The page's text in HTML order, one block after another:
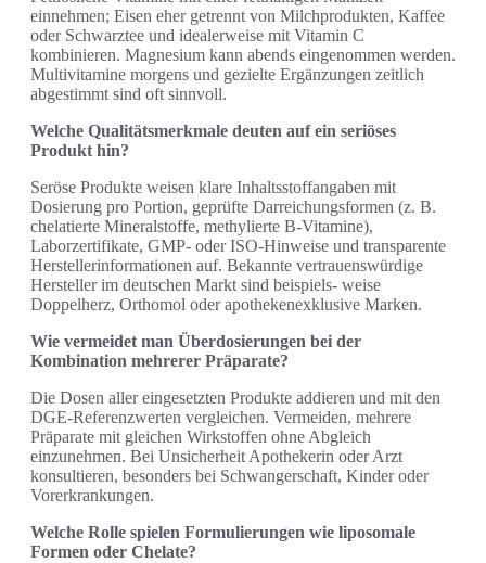
einnehmen; Eisen eher getrennt von Milchprodukten, Kaffee
oder Schwarztee und idealerweise mit Vitamin C
kombinieren. Magnesium kann abends eingenommen werden.
Multivitamine morgens und gezielte Ergänzungen zeitlich
abgestimmt sind oft sinnvoll.
Welche Qualitätsmerkmale deuten auf ein seriöses
Produkt hin?
Seröse Produkte weisen klare Inhaltsstoffangaben mit
Dosierung pro Portion, geprüfte Darreichungsformen (z. B.
chelatierte Mineralstoffe, methylierte B‑Vitamine),
Laborzertifikate, GMP‑ oder ISO‑Hinweise und transparente
Herstellerinformationen auf. Bekannte vertrauenswürdige
Hersteller im deutschen Markt sind beispiels‑ weise
Doppelherz, Orthomol oder apothekenexklusive Marken.
Wie vermeidet man Überdosierungen bei der
Kombination mehrerer Präparate?
Die Dosen aller eingesetzten Produkte addieren und mit den
DGE‑Referenzwerten vergleichen. Vermeiden, mehrere
Präparate mit gleichen Wirkstoffen ohne Abgleich
einzunehmen. Bei Unsicherheit Apothekerin oder Arzt
konsultieren, besonders bei Schwangerschaft, Kinder oder
Vorerkrankungen.
Welche Rolle spielen Formulierungen wie liposomale
Formen oder Chelate?